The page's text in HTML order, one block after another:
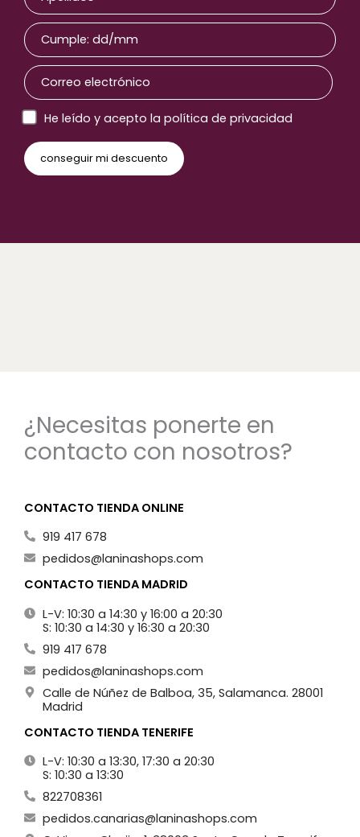
He leído y acepto la política de privacidad
¿Necesitas ponerte en
contacto con nosotros?
CONTACTO TIENDA ONLINE
919 417 678
pedidos@laninashops.com
CONTACTO TIENDA MADRID
L-V: 10:30 a 14:30 y 16:00 a 20:30
S: 10:30 a 14:30 y 16:30 a 20:30
919 417 678
pedidos@laninashops.com
Calle de Núñez de Balboa, 35, Salamanca. 28001
Madrid
CONTACTO TIENDA TENERIFE
L-V: 10:30 a 13:30, 17:30 a 20:30
S: 10:30 a 13:30
822708361
pedidos.canarias@laninashops.com